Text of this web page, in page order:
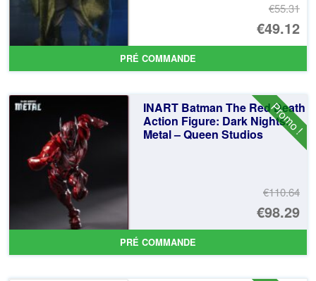
€55.31
Le
€49.12
Le
PRÉ COMMANDE
Promo !
INART Batman The Red Death
Action Figure: Dark Nights:
Metal – Queen Studios
€110.64
Le
€98.29
Le
PRÉ COMMANDE